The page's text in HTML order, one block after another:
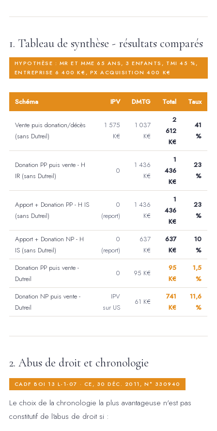
1. Tableau de synthèse - résultats comparés
HYPOTHÈSE : MR ET MME 65 ANS, 3 ENFANTS, TMI 45 %,
ENTREPRISE 6 400 K€, PX ACQUISITION 400 K€
Schéma IPV DMTG Total Taux
Vente puis donation/décès
(sans Dutreil)
1 575
K€
1 037
K€
2
612
K€
41
%
Donation PP puis vente - H
IR (sans Dutreil)
0
1 436
K€
1
436
K€
23
%
Apport + Donation PP - H IS
(sans Dutreil)
0
(report)
1 436
K€
1
436
K€
23
%
Apport + Donation NP - H
IS (sans Dutreil)
0
(report)
637
K€
637
K€
10
%
Donation PP puis vente -
Dutreil
0 95 K€
95
K€
1,5
%
Donation NP puis vente -
Dutreil
IPV
sur US
61 K€
741
K€
11,6
%
2. Abus de droit et chronologie
CADF BOI 13 L-1-07 · CE, 30 DÉC. 2011, N° 330940
Le choix de la chronologie la plus avantageuse n'est pas
constitutif de l'abus de droit si :